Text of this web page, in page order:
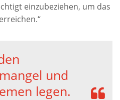
einzubeziehen, um das
und
legen.